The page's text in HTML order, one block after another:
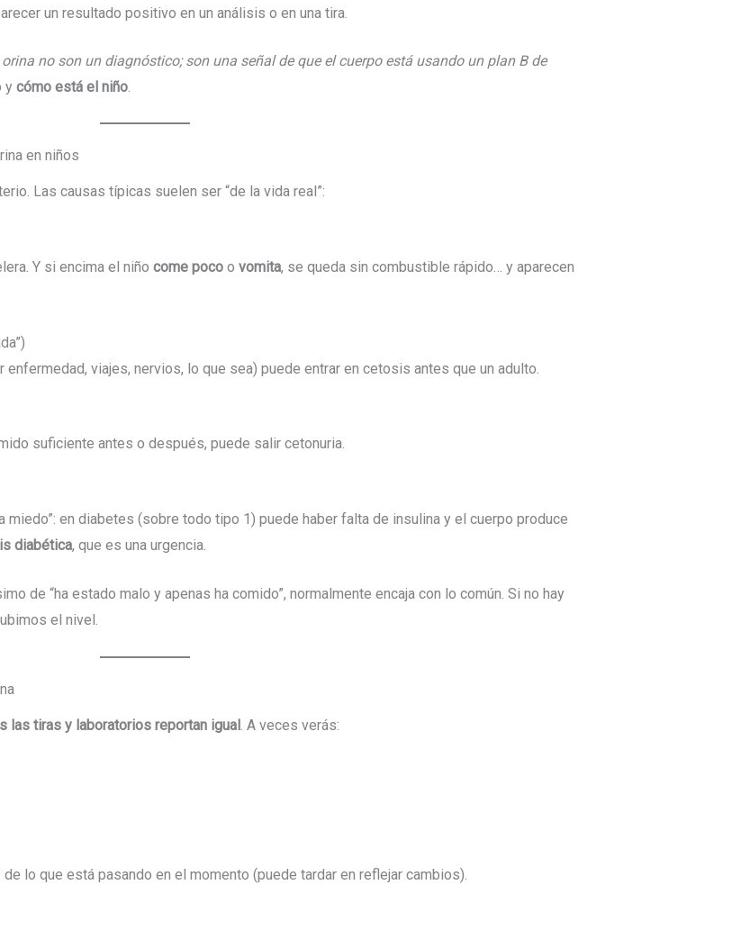
un resultado positivo en un análisis o en una tira.
no son un diagnóstico; son una señal de que el cuerpo está usando un plan B de
y cómo está el niño.
en niños
Las causas típicas suelen ser “de la vida real”:
Y si encima el niño come pocoo vomita, se queda sin combustible rápido… y aparecen
viajes, nervios, lo que sea) puede entrar en cetosis antes que un adulto.
suficiente antes o después, puede salir cetonuria.
en diabetes (sobre todo tipo 1) puede haber falta de insulina y el cuerpo produce
diabética, que es una urgencia.
de “ha estado malo y apenas ha comido”, normalmente encaja con lo común. Si no hay
el nivel.
las tiras y laboratorios reportan igual. A veces verás:
lo que está pasando en el momento (puede tardar en reflejar cambios).